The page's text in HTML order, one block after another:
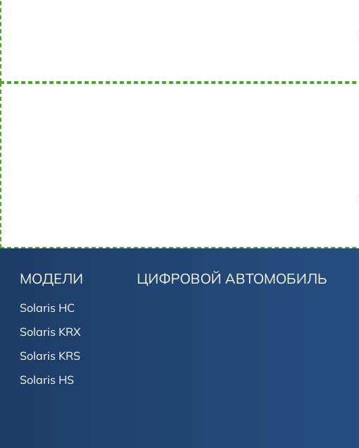
МОДЕЛИ
Solaris HC
Solaris KRX
Solaris KRS
Solaris HS
ЦИФРОВОЙ АВТОМОБИЛЬ